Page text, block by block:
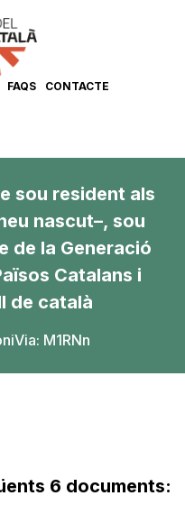
FAQS CONTACTE
sou resident als
nascut–, sou
de la Generació
Catalans i
de català
Via: M1RNn
6 documents: